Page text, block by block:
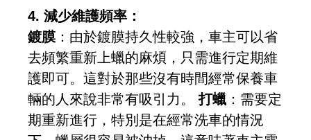
4. 減少維護頻率：
鍍膜 ：由於鍍膜持久性較強，車主可以省
去頻繁重新上蠟的麻煩，只需進行定期維
護即可。這對於那些沒有時間經常保養車
輛的人來說非常有吸引力。打蠟 ：需要定
期重新進行，特別是在經常洗車的情況